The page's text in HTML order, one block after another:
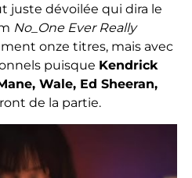
juste dévoilée qui dira le
No_One Ever Really
onze titres, mais avec
puisque Kendrick
Wale, Ed Sheeran,
de la partie.